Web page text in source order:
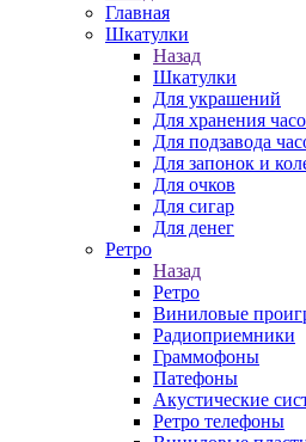
Главная
Шкатулки
Назад
Шкатулки
Для украшений
Для хранения
Для подзавода
Для запонок и
Для очков
Для сигар
Для денег
Ретро
Назад
Ретро
Виниловые
Радиоприемники
Граммофоны
Патефоны
Акустические
Ретро телефоны